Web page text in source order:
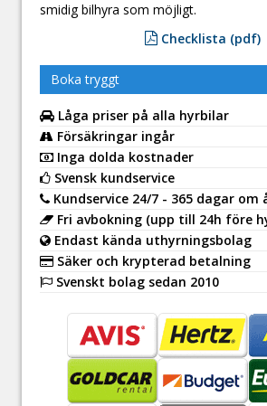
smidig bilhyra som möjligt.
Checklista (pdf)
Boka tryggt
Låga priser på alla hyrbilar
Försäkringar ingår
Inga dolda kostnader
Svensk kundservice
Kundservice 24/7 - 365 dagar om
Fri avbokning (upp till 24h före
Endast kända uthyrningsbolag
Säker och krypterad betalning
Svenskt bolag sedan 2010